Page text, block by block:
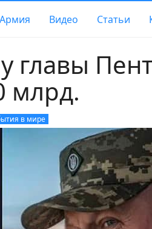
Армия Видео Статьи
главы
млрд.
в мире